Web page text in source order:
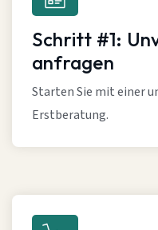
Schritt #1:
anfragen
Starten Sie mit einer
Erstberatung.